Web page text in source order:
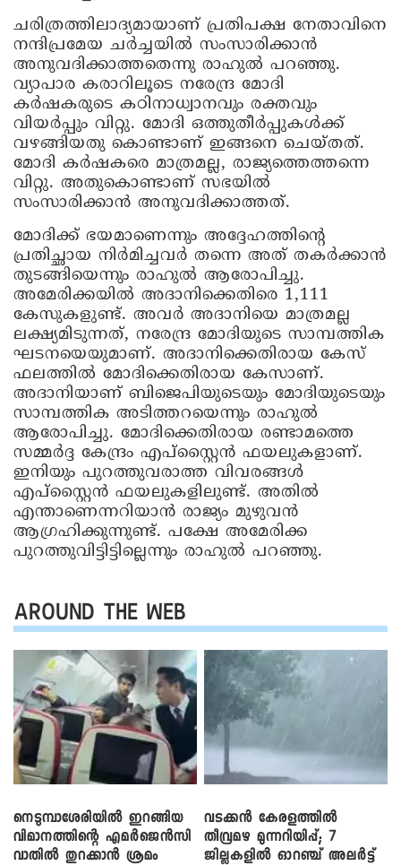
ചരിത്രത്തിലാദ്യമായാണ് പ്രതിപക്ഷ നേതാവിനെ
നന്ദിപ്രമേയ ചർച്ചയിൽ സംസാരിക്കാൻ
അനുവദിക്കാത്തതെന്നു രാഹുൽ പറഞ്ഞു.
വ്യാപാര കരാറിലൂടെ നരേന്ദ്ര മോദി
കർഷകരുടെ കഠിനാധ്വാനവും രക്തവും
വിയർപ്പും വിറ്റു. മോദി ഒത്തുതീർപ്പുകൾക്ക്
വഴങ്ങിയതു കൊണ്ടാണ് ഇങ്ങനെ ചെയ്തത്.
മോദി കർഷകരെ മാത്രമല്ല, രാജ്യത്തെത്തന്നെ
വിറ്റു. അതുകൊണ്ടാണ് സഭയിൽ
സംസാരിക്കാൻ അനുവദിക്കാത്തത്.
മോദിക്ക് ഭയമാണെന്നും അദ്ദേഹത്തിന്റെ
പ്രതിച്ഛായ നിർമിച്ചവർ തന്നെ അത് തകർക്കാൻ
തുടങ്ങിയെന്നും രാഹുൽ ആരോപിച്ചു.
അമേരിക്കയിൽ അദാനിക്കെതിരെ 1,111
കേസുകളുണ്ട്. അവർ അദാനിയെ മാത്രമല്ല
ലക്ഷ്യമിടുന്നത്, നരേന്ദ്ര മോദിയുടെ സാമ്പത്തിക
ഘടനയെയുമാണ്. അദാനിക്കെതിരായ കേസ്
ഫലത്തിൽ മോദിക്കെതിരായ കേസാണ്.
അദാനിയാണ് ബിജെപിയുടെയും മോദിയുടെയും
സാമ്പത്തിക അടിത്തറയെന്നും രാഹുൽ
ആരോപിച്ചു. മോദിക്കെതിരായ രണ്ടാമത്തെ
സമ്മർദ്ദ കേന്ദ്രം എപ്‌സ്റ്റൈൻ ഫയലുകളാണ്.
ഇനിയും പുറത്തുവരാത്ത വിവരങ്ങൾ
എപ്‌സ്റ്റൈൻ ഫയലുകളിലുണ്ട്. അതിൽ
എന്താണെന്നറിയാൻ രാജ്യം മുഴുവൻ
ആഗ്രഹിക്കുന്നുണ്ട്. പക്ഷേ അമേരിക്ക
പുറത്തുവിട്ടിട്ടില്ലെന്നും രാഹുൽ പറഞ്ഞു.
AROUND THE WEB
നെടുമ്പാശേരിയിൽ ഇറങ്ങിയ
വിമാനത്തിന്റെ എമർജെൻസി
വാതിൽ തുറക്കാൻ ശ്രമം
വടക്കൻ കേരളത്തിൽ
തീവ്രമഴ മുന്നറിയിപ്പ്; 7
ജില്ലകളിൽ ഓറഞ്ച് അലർട്ട്